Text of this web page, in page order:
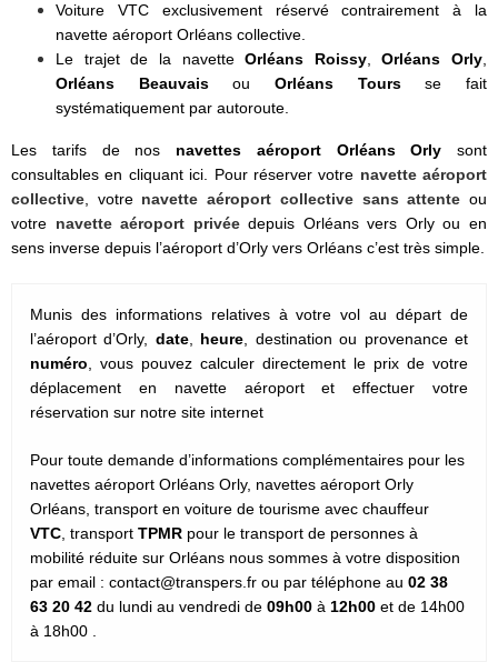
Voiture VTC exclusivement réservé contrairement à la
navette aéroport Orléans collective.
Le trajet de la navetteOrléans Roissy,Orléans Orly
Orléans BeauvaisouOrléans Toursse fait
systématiquement par autoroute.
Les tarifs de nos navettes aéroport Orléans Orly sont
consultables en cliquant ici . Pour réserver votre navette aéroport
collective , votre navette aéroport collective sans attente ou
votre navette aéroport privéedepuis Orléans vers Orly ou en
sens inverse depuis l’aéroport d’Orly vers Orléans c’est très simple.
Munis des informations relatives à votre vol au départ de
l’aéroport d’Orly, date, heure , destination ou provenance et
numéro , vous pouvez calculer directement le prix de votre
déplacement en navette aéroport et effectuer votre
réservation sur notre site internet
Pour toute demande d’informations complémentaires pour les
navettes aéroport Orléans Orly, navettes aéroport Orly
Orléans, transport en voiture de tourisme avec chauffeur
VTC transport TPMR pour le transport de personnes à
mobilité réduite sur Orléans nous sommes à votre disposition
par email : contact@transpers.fr ou par téléphone au 02 38
63 20 42 du lundi au vendredi de 09h00 à 12h00 et de 14h00
à 18h00 .